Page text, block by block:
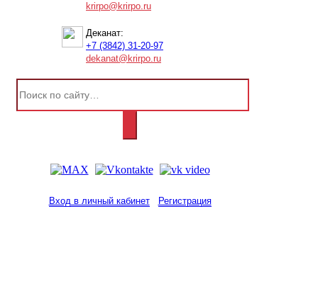
krirpo@krirpo.ru
Деканат:
+7 (3842) 31-20-97
dekanat@krirpo.ru
Вход в личный кабинет Регистрация